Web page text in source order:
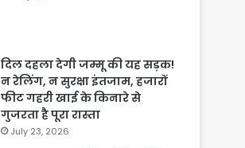
दिल दहला देगी जम्मू की यह सड़क!
न रेलिंग, न सुरक्षा इंतजाम, हजारों
फीट गहरी खाई के किनारे से
गुजरता है पूरा रास्ता
July 23, 2026